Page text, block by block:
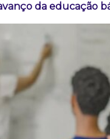
da educação